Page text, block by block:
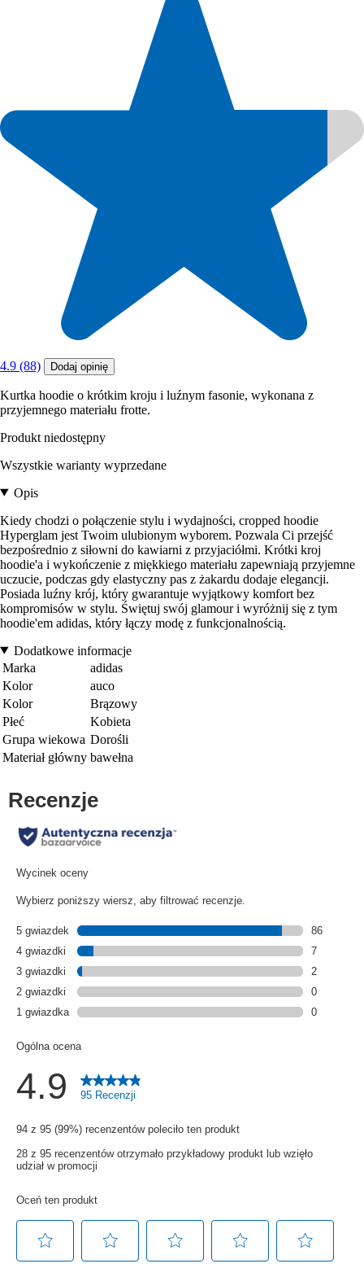
4.9 (88) Dodaj opinię
Kurtka hoodie o krótkim kroju i luźnym fasonie, wykonana z
przyjemnego materiału frotte.
Produkt niedostępny
Wszystkie warianty wyprzedane
Opis
Kiedy chodzi o połączenie stylu i wydajności, cropped hoodie
Hyperglam jest Twoim ulubionym wyborem. Pozwala Ci przejść
bezpośrednio z siłowni do kawiarni z przyjaciółmi. Krótki kroj
hoodie'a i wykończenie z miękkiego materiału zapewniają przyjemne
uczucie, podczas gdy elastyczny pas z żakardu dodaje elegancji.
Posiada luźny krój, który gwarantuje wyjątkowy komfort bez
kompromisów w stylu. Świętuj swój glamour i wyróżnij się z tym
hoodie'em adidas, który łączy modę z funkcjonalnością.
Dodatkowe informacje
Marka
adidas
Kolor
auco
Kolor
Brązowy
Płeć
Kobieta
Grupa wiekowa Dorośli
Materiał główny bawełna